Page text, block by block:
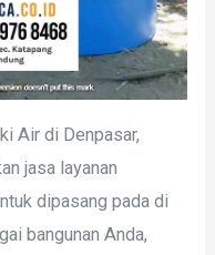
Air di Denpasar,
jasa layanan
dipasang pada di
bangunan Anda,